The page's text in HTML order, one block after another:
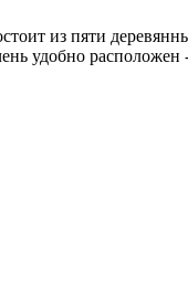
из пяти
удобно